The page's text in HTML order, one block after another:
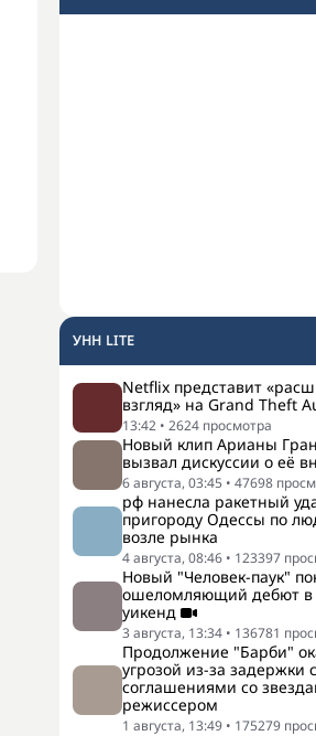
УНН LITE
Netflix представит
взгляд» на Grand Theft
13:42 • 2624 просмотра
Новый клип Арианы
вызвал дискуссии о её
6 августа, 03:45 • 47698
рф нанесла ракетный
пригороду Одессы по
возле рынка
4 августа, 08:46 • 123397
Новый "Человек-паук"
ошеломляющий дебют в
уикенд
3 августа, 13:34 • 136781
Продолжение "Барби"
угрозой из-за задержки с
соглашениями со
режиссером
1 августа, 13:49 • 175279